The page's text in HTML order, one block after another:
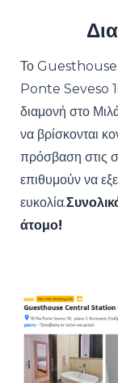
Το
Ponte Seveso
διαμονή στο
να βρίσκονται
πρόσβαση στις
επιθυμούν να
ευκολία.
άτομο!